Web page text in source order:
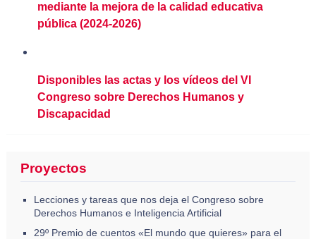
mediante la mejora de la calidad educativa
pública (2024-2026)
Disponibles las actas y los vídeos del VI
Congreso sobre Derechos Humanos y
Discapacidad
Proyectos
Lecciones y tareas que nos deja el Congreso sobre
Derechos Humanos e Inteligencia Artificial
29º Premio de cuentos «El mundo que quieres» para el